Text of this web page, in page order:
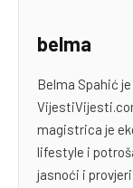
belma
Belma Spahić
magistrica je
lifestyle i
jasnoći i